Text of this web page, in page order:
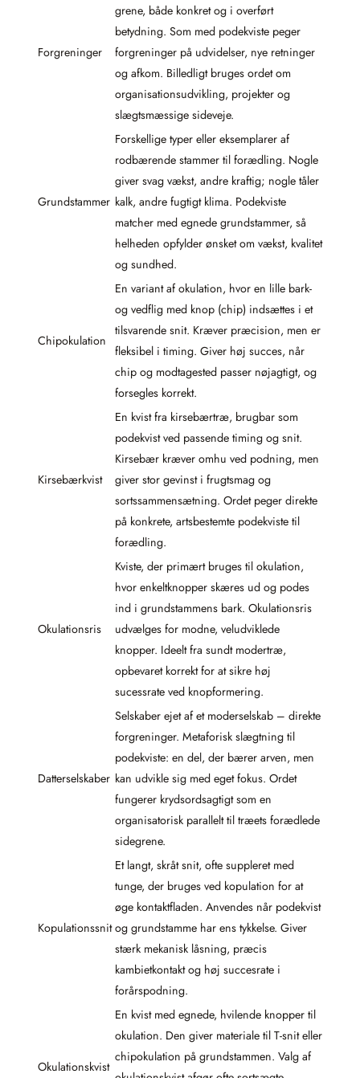
Forgreninger
grene, både konkret og i overført
betydning. Som med podekviste peger
forgreninger på udvidelser, nye retninger
og afkom. Billedligt bruges ordet om
organisationsudvikling, projekter og
slægtsmæssige sideveje.
Grundstammer
Forskellige typer eller eksemplarer af
rodbærende stammer til forædling. Nogle
giver svag vækst, andre kraftig; nogle tåler
kalk, andre fugtigt klima. Podekviste
matcher med egnede grundstammer, så
helheden opfylder ønsket om vækst, kvalitet
og sundhed.
Chipokulation
En variant af okulation, hvor en lille bark-
og vedflig med knop (chip) indsættes i et
tilsvarende snit. Kræver præcision, men er
fleksibel i timing. Giver høj succes, når
chip og modtagested passer nøjagtigt, og
forsegles korrekt.
Kirsebærkvist
En kvist fra kirsebærtræ, brugbar som
podekvist ved passende timing og snit.
Kirsebær kræver omhu ved podning, men
giver stor gevinst i frugtsmag og
sortssammensætning. Ordet peger direkte
på konkrete, artsbestemte podekviste til
forædling.
Okulationsris
Kviste, der primært bruges til okulation,
hvor enkeltknopper skæres ud og podes
ind i grundstammens bark. Okulationsris
udvælges for modne, veludviklede
knopper. Ideelt fra sundt modertræ,
opbevaret korrekt for at sikre høj
sucessrate ved knopformering.
Datterselskaber
Selskaber ejet af et moderselskab – direkte
forgreninger. Metaforisk slægtning til
podekviste: en del, der bærer arven, men
kan udvikle sig med eget fokus. Ordet
fungerer krydsordsagtigt som en
organisatorisk parallelt til træets forædlede
sidegrene.
Kopulationssnit
Et langt, skråt snit, ofte suppleret med
tunge, der bruges ved kopulation for at
øge kontaktfladen. Anvendes når podekvist
og grundstamme har ens tykkelse. Giver
stærk mekanisk låsning, præcis
kambietkontakt og høj succesrate i
forårspodning.
Okulationskvist
En kvist med egnede, hvilende knopper til
okulation. Den giver materiale til T-snit eller
chipokulation på grundstammen. Valg af